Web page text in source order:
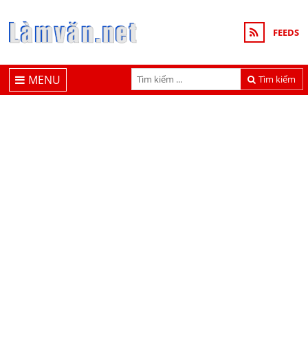
FEEDS
Tìm kiếm
MENU